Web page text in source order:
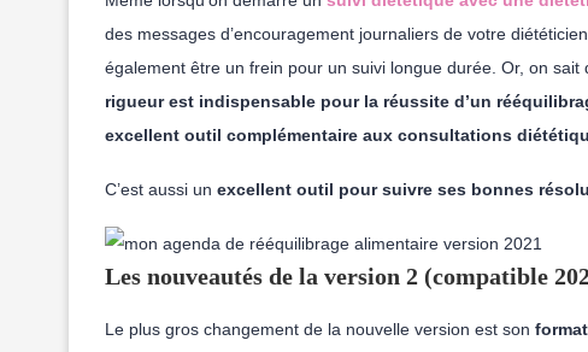
des messages d’encouragement journaliers de votre
également être un frein pour un suivi longue durée. Or, on sait
rigueur est indispensable pour la réussite d’un
excellent outil complémentaire aux consultations
C’est aussi un excellent outil pour suivre ses bonnes
Les nouveautés de la version 2 (compatible
Le plus gros changement de la nouvelle version est son